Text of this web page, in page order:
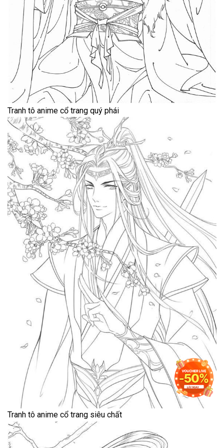
Tranh tô anime cổ trang quý phái
Tranh tô anime cổ trang siêu chất